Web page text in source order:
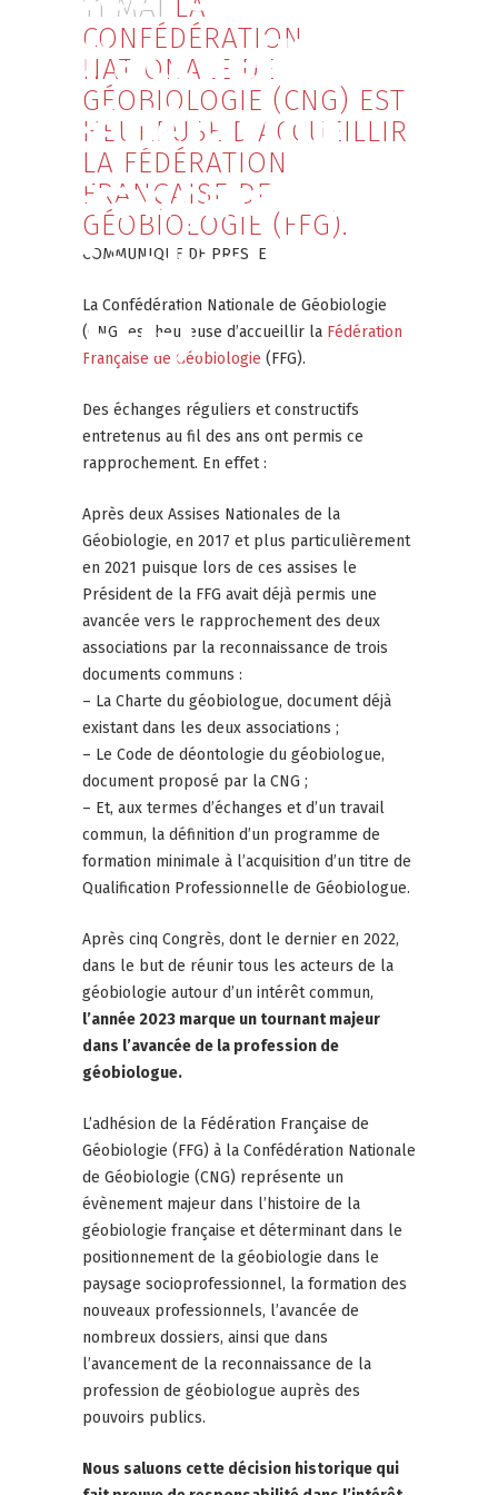
d’accueillir la
Fédération
Française de
Géobiologie
(FFG).
11 MAI LA
CONFÉDÉRATION
NATIONALE DE
GÉOBIOLOGIE (CNG) EST
HEUREUSE D’ACCUEILLIR
LA FÉDÉRATION
FRANÇAISE DE
GÉOBIOLOGIE (FFG).
COMMUNIQUE DE PRESSE
La Confédération Nationale de Géobiologie
(CNG) est heureuse d’accueillir la Fédération
Française de Géobiologie (FFG).
Des échanges réguliers et constructifs
entretenus au fil des ans ont permis ce
rapprochement. En effet :
Après deux Assises Nationales de la
Géobiologie, en 2017 et plus particulièrement
en 2021 puisque lors de ces assises le
Président de la FFG avait déjà permis une
avancée vers le rapprochement des deux
associations par la reconnaissance de trois
documents communs :
– La Charte du géobiologue, document déjà
existant dans les deux associations ;
– Le Code de déontologie du géobiologue,
document proposé par la CNG ;
– Et, aux termes d’échanges et d’un travail
commun, la définition d’un programme de
formation minimale à l’acquisition d’un titre de
Qualification Professionnelle de Géobiologue.
Après cinq Congrès, dont le dernier en 2022,
dans le but de réunir tous les acteurs de la
géobiologie autour d’un intérêt commun,
l’année 2023 marque un tournant majeur
dans l’avancée de la profession de
géobiologue.
L’adhésion de la Fédération Française de
Géobiologie (FFG) à la Confédération Nationale
de Géobiologie (CNG) représente un
évènement majeur dans l’histoire de la
géobiologie française et déterminant dans le
positionnement de la géobiologie dans le
paysage socioprofessionnel, la formation des
nouveaux professionnels, l’avancée de
nombreux dossiers, ainsi que dans
l’avancement de la reconnaissance de la
profession de géobiologue auprès des
pouvoirs publics.
Nous saluons cette décision historique qui